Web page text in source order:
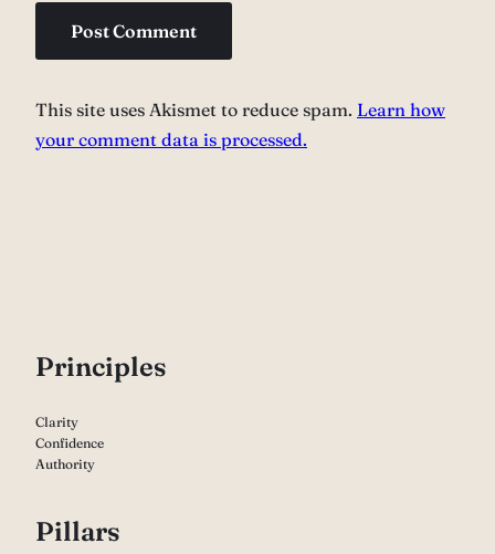
This site uses Akismet to reduce spam. Learn how
your comment data is processed.
Principles
Clarity
Confidence
Authority
Pillars